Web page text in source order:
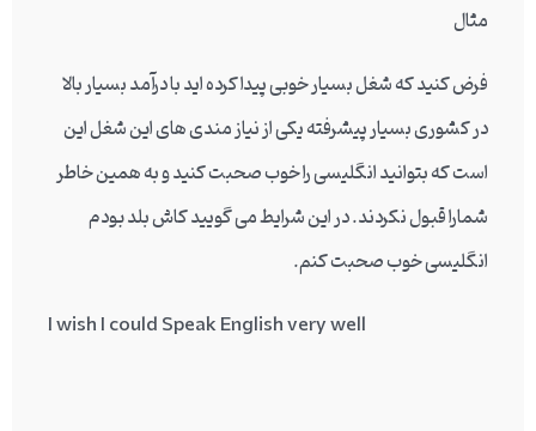
مثال
فرض کنید که شغل بسیار خوبی پیدا کرده اید با درآمد بسیار بالا
در کشوری بسیار پیشرفته یکی از نیاز مندی های این شغل این
است که بتوانید انگلیسی را خوب صحبت کنید و به همین خاطر
شمارا قبول نکردند. در این شرایط می گویید کاش بلد بودم
انگلیسی خوب صحبت کنم.
I wish I could Speak English very well